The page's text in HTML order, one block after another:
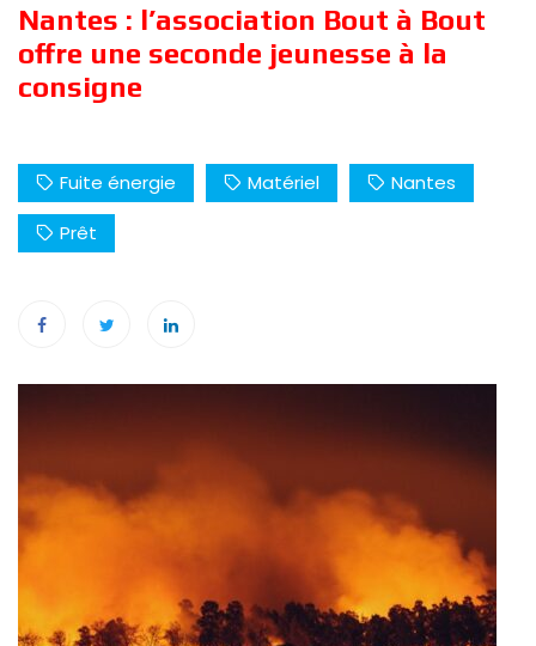
Nantes : l’association Bout à Bout
offre une seconde jeunesse à la
consigne
Fuite énergie Matériel
Nantes
Prêt
Navigation
de
l’article